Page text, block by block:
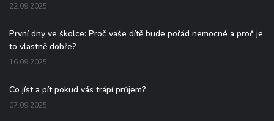
22.09.2025
První dny ve školce: Proč vaše dítě bude pořád nemocné a proč je
to vlastně dobře?
16.09.2025
Co jíst a pít pokud vás trápí průjem?
07.09.2025